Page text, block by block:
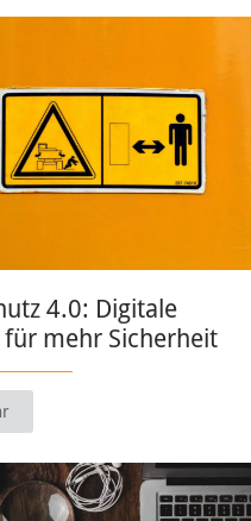
4.0: Digitale
für mehr Sicherheit